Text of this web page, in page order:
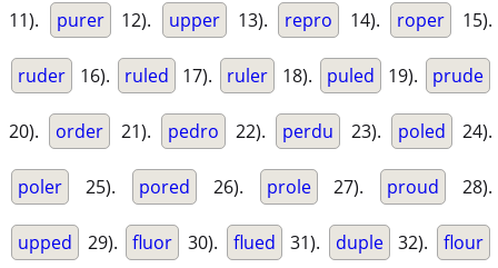
11). purer 12). upper 13). repro 14). roper 15).
ruder 16). ruled 17). ruler 18). puled 19). prude
20). order 21). pedro 22). perdu 23). poled 24).
poler 25). pored 26). prole 27). proud 28).
upped 29). fluor 30). flued 31). duple 32). flour